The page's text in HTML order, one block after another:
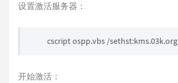
设置激活服务器：
cscript ospp.vbs /sethst:kms.03k.org
开始激活：